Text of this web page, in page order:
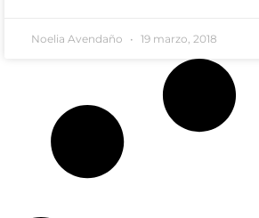
Noelia Avendaño 19 marzo, 2018